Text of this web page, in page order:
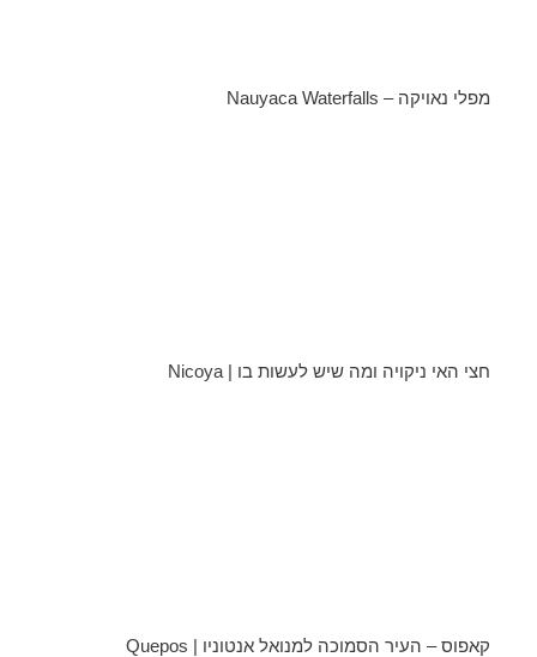
מפלי נאויקה – Nauyaca Waterfalls
חצי האי ניקויה ומה שיש לעשות בו | Nicoya
קאפוס – העיר הסמוכה למנואל אנטוניו | Quepos